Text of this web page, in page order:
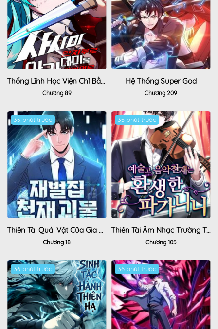
Thống Lĩnh Học Viện Chỉ Bằng Dao Sashimi
Chương 89
Hệ Thống Super God
Chương 209
35 phút trước
Thiên Tài Quái Vật Của Gia Tộc Tài Phiệt
Chương 18
35 phút trước Hot
Thiên Tài Âm Nhạc Trường Trung Học
Chương 105
36 phút trước Hot 36 phút trước